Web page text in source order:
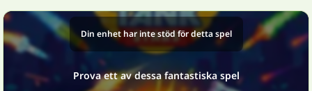
Din enhet har inte stöd för detta spel
Prova ett av dessa fantastiska spel